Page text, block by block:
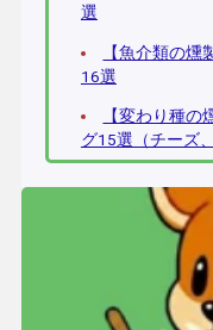
選
【魚介類の
16選
【変わり種
グ15選（チーズ